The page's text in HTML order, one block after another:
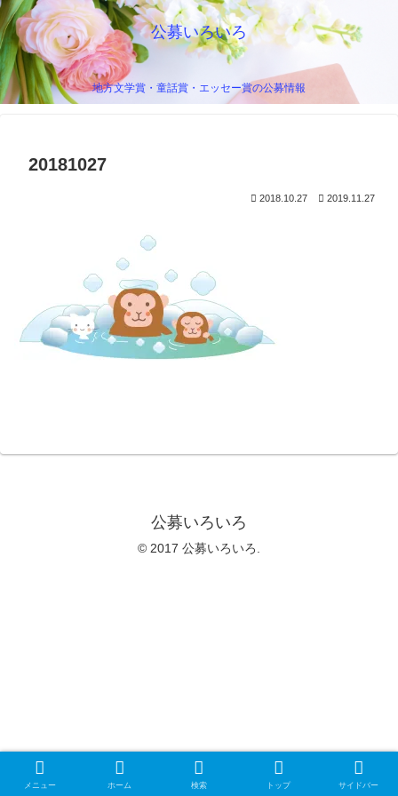
公募いろいろ
地方文学賞・童話賞・エッセー賞の公募情報
20181027
2018.10.27 2019.11.27
公募いろいろ
© 2017 公募いろいろ.
メニュー ホーム 検索 トップ サイドバー